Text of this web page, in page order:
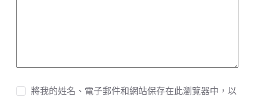
將我的姓名、電子郵件和網站保存在此瀏覽器中，以